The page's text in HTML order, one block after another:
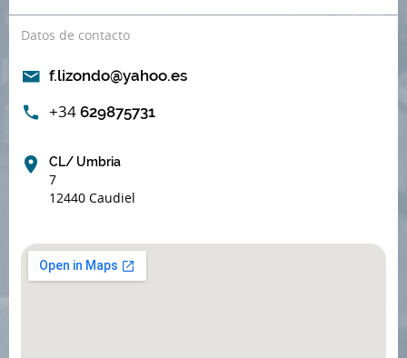
Datos de contacto
f.lizondo@yahoo.es
+34 629875731
CL/ Umbria
7
12440 Caudiel